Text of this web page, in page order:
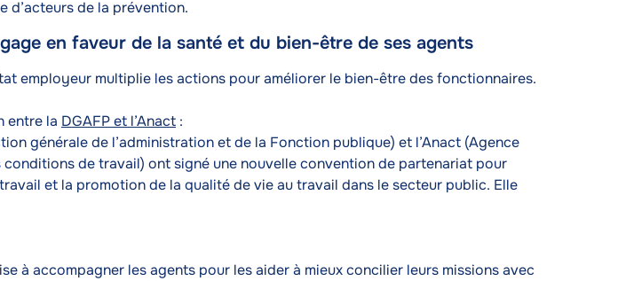
d’acteurs de la prévention.
en faveur de la santé et du bien-être de ses agents
employeur multiplie les actions pour améliorer le bien-être des fonctionnaires.
entre la DGAFP et l’Anact :
générale de l’administration et de la Fonction publique) et l’Anact (Agence
conditions de travail) ont signé une nouvelle convention de partenariat pour
et la promotion de la qualité de vie au travail dans le secteur public. Elle
à accompagner les agents pour les aider à mieux concilier leurs missions avec